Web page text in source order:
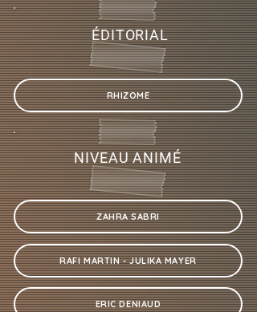
ÉDITORIAL
RHIZOME
NIVEAU ANIMÉ
ZAHRA SABRI
RAFI MARTIN - JULIKA MAYER
ERIC DENIAUD